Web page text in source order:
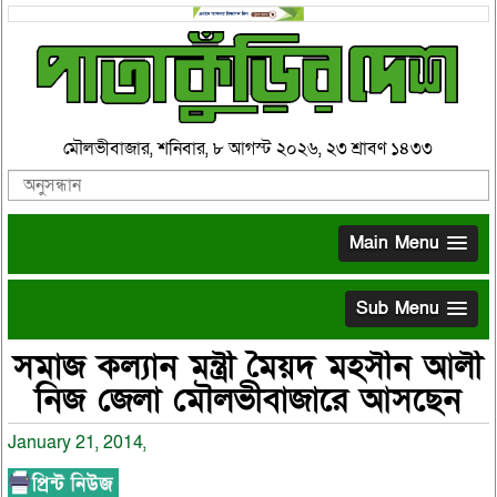
মৌলভীবাজার, শনিবার, ৮ আগস্ট ২০২৬, ২৩ শ্রাবণ ১৪৩৩
Main Menu
Sub Menu
সমাজ কল্যান মন্ত্রী মৈয়দ মহসীন আলী
নিজ জেলা মৌলভীবাজারে আসছেন
January 21, 2014,